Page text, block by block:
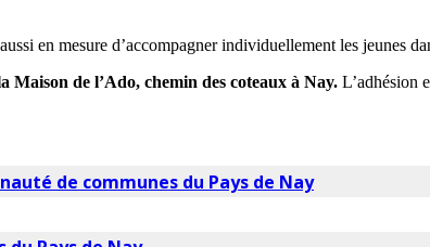
en mesure d’accompagner individuellement les jeunes
Maison de l’Ado, chemin des coteaux à Nay. L’adhésion
de communes du Pays de Nay